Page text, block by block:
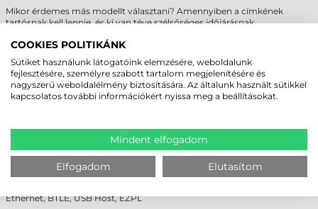
Mikor érdemes más modellt választani? Amennyiben a címkének
tartósnak kell lennie, és ki van téve szélsőséges időjárásnak,
technológia nem javasolt. Ilyen esetekben egy termál transzfer eljárásra
képes nyomtató és a hozzá illő festékszalag
alkalmazása szükséges. Ha a
napi nyomtatási igény nem éri el az 1000 darabot, egy asztali kategóriájú
eszköz gazdaságosabb lehet, míg a 24/7-es, folyamatosan nagy
terhelésű gyártósorok mellé a Zebra ipari (high-end) szériái ajánlottak.
ETIKETT NYOMTATÓ - CSOMAG
TARTALMA
Zebra ZT231 közepes teljesítményű címkenyomtató, 4"-os érintőkijelző,
Ethernet, BTLE, USB Host, EZPL
COOKIES POLITIKÁNK
Sütiket használunk látogatóink elemzésére, weboldalunk
fejlesztésére, személyre szabott tartalom megjelenítésére és
nagyszerű weboldalélmény biztosítására. Az általunk használt sütikkel
kapcsolatos további információkért nyissa meg a beállításokat.
Mindent elfogadom
Elfogadom Elutasítom